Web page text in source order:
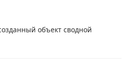
объект сводной